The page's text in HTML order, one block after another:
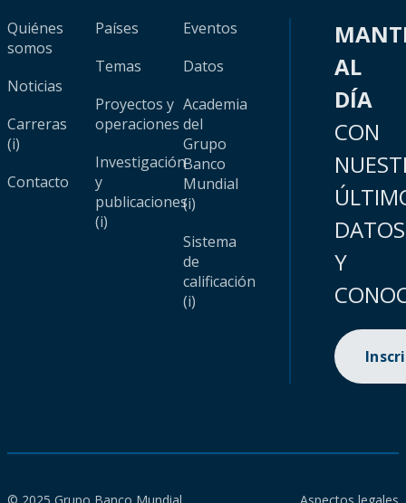
Quiénes
somos
Noticias
Carreras
(i)
Contacto
Países
Temas
Proyectos y
operaciones
Investigación
y
publicaciones
(i)
Eventos
Datos
Academia
del
Grupo
Banco
Mundial
(i)
Sistema
de
calificación
(i)
AL
DÍA
CON
DATOS
Y